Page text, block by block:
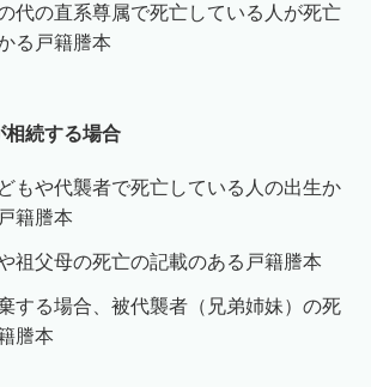
代の直系尊属で死亡している人が死亡
る戸籍謄本
相続する場合
もや代襲者で死亡している人の出生か
籍謄本
祖父母の死亡の記載のある戸籍謄本
する場合、被代襲者（兄弟姉妹）の死
謄本